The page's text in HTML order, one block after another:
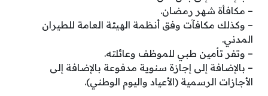
– مكافأة شهر رمضان.
– وكذلك مكافآت وفق أنظمة الهيئة العامة للطيران
المدني.
– وتفر تأمين طبي للموظف وعائلته.
– بالإضافة إلى إجازة سنوية مدفوعة بالإضافة إلى
الأجازات الرسمية (الأعياد واليوم الوطني).